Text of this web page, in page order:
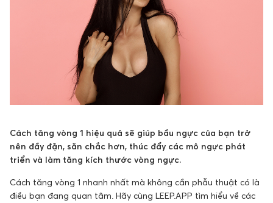
Cách tăng vòng 1 hiệu quả sẽ giúp bầu ngực của bạn trở
nên đầy đặn, săn chắc hơn, thúc đẩy các mô ngực phát
triển và làm tăng kích thước vòng ngực.
Cách tăng vòng 1 nhanh nhất mà không cần phẫu thuật có là
điều bạn đang quan tâm. Hãy cùng LEEP.APP tìm hiểu về các